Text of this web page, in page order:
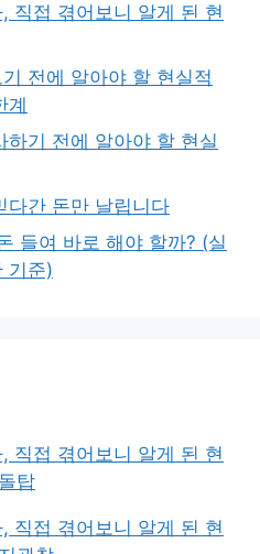
직접 겪어보니 알게 된 현
전에 알아야 할 현실적
계
기 전에 알아야 할 현실
다간 돈만 날립니다
들여 바로 해야 할까? (실
기준)
직접 겪어보니 알게 된 현
탑
직접 겪어보니 알게 된 현